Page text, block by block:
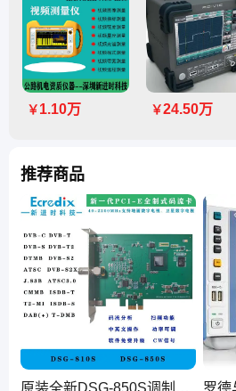
￥1.10万 ￥24.50万
推荐商品
原装全新DSG-850S调制卡码流卡DTV信号源支持DVB-S2可选配全制式